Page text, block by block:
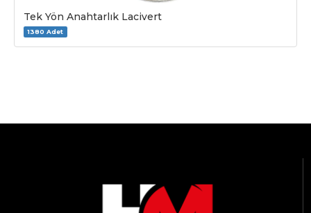
Tek Yön Anahtarlık Lacivert
1380 Adet